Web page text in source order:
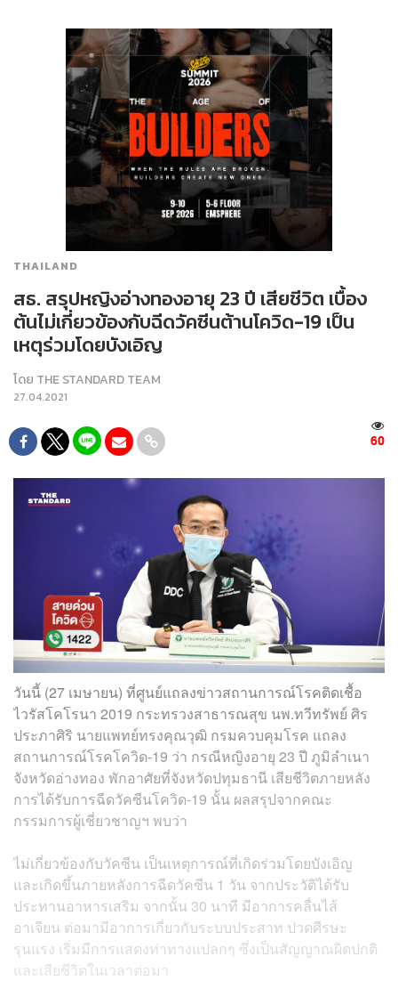
THAILAND
สธ. สรุปหญิงอ่างทองอายุ 23 ปี เสียชีวิต เบื้อง
ต้นไม่เกี่ยวข้องกับฉีดวัคซีนต้านโควิด-19 เป็น
เหตุร่วมโดยบังเอิญ
โดย THE STANDARD TEAM
27.04.2021
60
วันนี้ (27 เมษายน) ที่ศูนย์แถลงข่าวสถานการณ์โรคติดเชื้อ
ไวรัสโคโรนา 2019 กระทรวงสาธารณสุข นพ.ทวีทรัพย์ ศิร
ประภาศิริ นายแพทย์ทรงคุณวุฒิ กรมควบคุมโรค แถลง
สถานการณ์โรคโควิด-19 ว่า กรณีหญิงอายุ 23 ปี ภูมิลำเนา
จังหวัดอ่างทอง พักอาศัยที่จังหวัดปทุมธานี เสียชีวิตภายหลัง
การได้รับการฉีดวัคซีนโควิด-19 นั้น ผลสรุปจากคณะ
กรรมการผู้เชี่ยวชาญฯ พบว่า
ไม่เกี่ยวข้องกับวัคซีน เป็นเหตุการณ์ที่เกิดร่วมโดยบังเอิญ
และเกิดขึ้นภายหลังการฉีดวัคซีน 1 วัน จากประวัติได้รับ
ประทานอาหารเสริม จากนั้น 30 นาที มีอาการคลื่นไส้
อาเจียน ต่อมามีอาการเกี่ยวกับระบบประสาท ปวดศีรษะ
รุนแรง เริ่มมีการแสดงท่าทางแปลกๆ ซึ่งเป็นสัญญาณผิดปกติ
และเสียชีวิตในเวลาต่อมา